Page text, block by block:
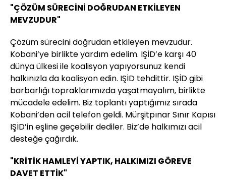
"ÇÖZÜM SÜRECİNİ DOĞRUDAN ETKİLEYEN
MEVZUDUR"
Çözüm sürecini doğrudan etkileyen mevzudur.
Kobani’ye birlikte yardım edelim. IŞİD’e karşı 40
dünya ülkesi ile koalisyon yapıyorsunuz kendi
halkınızla da koalisyon edin. IŞİD tehdittir. IŞİD gibi
barbarlığı topraklarımızda yaşatmayalım, birlikte
mücadele edelim. Biz toplantı yaptığımız sırada
Kobani’den acil telefon geldi. Mürşitpınar Sınır Kapısı
IŞİD’in eşline geçebilir dediler. Biz’de halkımızı acil
desteğe çağırdık.
"KRİTİK HAMLEYİ YAPTIK, HALKIMIZI GÖREVE
DAVET ETTİK"